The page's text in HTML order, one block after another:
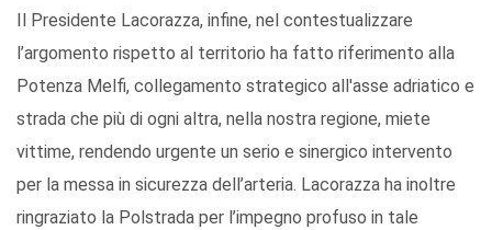
Il Presidente Lacorazza, infine, nel contestualizzare
l’argomento rispetto al territorio ha fatto riferimento alla
Potenza Melfi, collegamento strategico all'asse adriatico e
strada che più di ogni altra, nella nostra regione, miete
vittime, rendendo urgente un serio e sinergico intervento
per la messa in sicurezza dell’arteria. Lacorazza ha inoltre
ringraziato la Polstrada per l’impegno profuso in tale